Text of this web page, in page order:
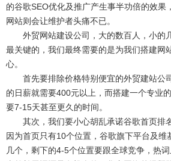
的谷歌SEO优化及推广产生事半功倍的效果
网站则会让维护者头痛不已。
外贸网站建设公司，大的数百人，小的
最关键的，我们最终需要的是为我们搭建网
心。
首先要排除价格特别便宜的外贸建站公
的日薪就需要400元以上，而搭建一个专业
要7-15天甚至更久的时间。
其次，我们要小心胡乱承诺谷歌首页排名
因为首页只有10个位置，谷歌旗下平台及维
几个，剩下的4-5个位置要跟全球竞争，热